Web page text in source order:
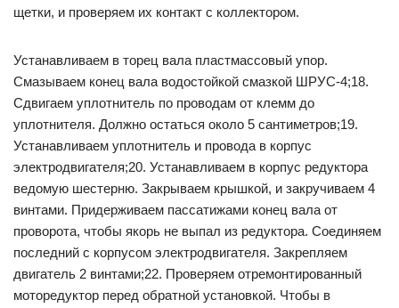
щетки, и проверяем их контакт с коллектором.
Устанавливаем в торец вала пластмассовый упор.
Смазываем конец вала водостойкой смазкой ШРУС-4;18.
Сдвигаем уплотнитель по проводам от клемм до
уплотнителя. Должно остаться около 5 сантиметров;19.
Устанавливаем уплотнитель и провода в корпус
электродвигателя;20. Устанавливаем в корпус редуктора
ведомую шестерню. Закрываем крышкой, и закручиваем 4
винтами. Придерживаем пассатижами конец вала от
проворота, чтобы якорь не выпал из редуктора. Соединяем
последний с корпусом электродвигателя. Закрепляем
двигатель 2 винтами;22. Проверяем отремонтированный
моторедуктор перед обратной установкой. Чтобы в